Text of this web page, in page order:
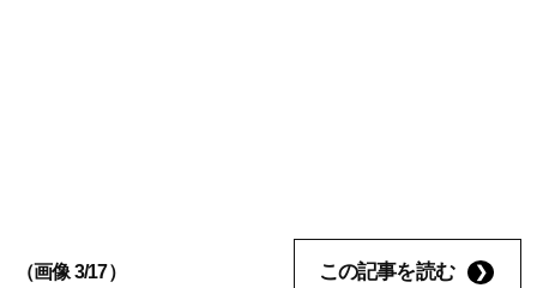
（画像 3/17） この記事を読む